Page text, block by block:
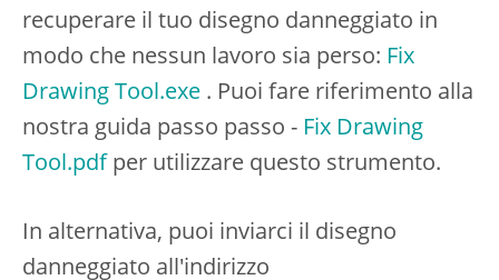
recuperare il tuo disegno danneggiato in
modo che nessun lavoro sia perso: Fix
Drawing Tool.exe . Puoi fare riferimento alla
nostra guida passo passo - Fix Drawing
Tool.pdfper utilizzare questo strumento.
In alternativa, puoi inviarci il disegno
danneggiato all'indirizzo